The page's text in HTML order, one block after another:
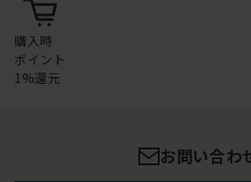
購入時
ポイント
1%還元
お問い合わ